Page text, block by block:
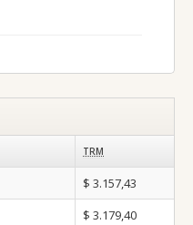
TRM
$ 3.157,43
$ 3.179,40